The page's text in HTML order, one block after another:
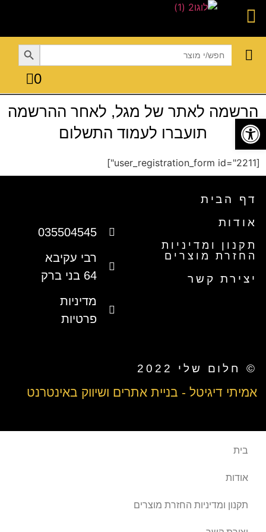
Search
for:
Search Button
0
הרשמה לאתר של מגל, לאחר ההרשמה
תועברו לעמוד התשלום
[user_registration_form id="2211"]
דף הבית
אודות
תקנון ומדיניות
החזרת מוצרים
יצירת קשר
035504545
רבי עקיבא
64 בני ברק
מדיניות
פרטיות
© חלום שלי 2022
אמיתי דיגיטל - בניית אתרים ושיווק באינטרנט
בית
אודות
תקנון ומדיניות החזרת מוצרים
פתח סרגל נגישות